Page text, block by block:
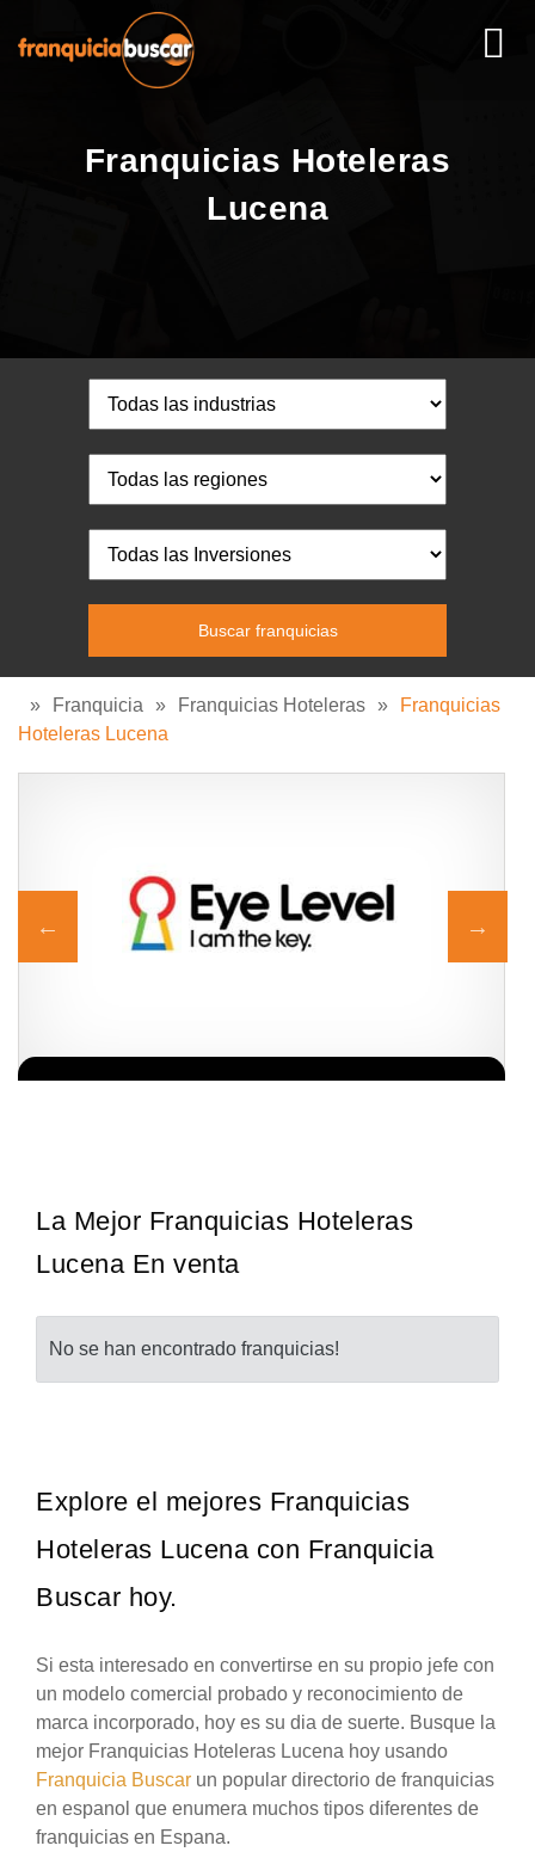
Franquicias Hoteleras
Lucena
» Franquicia » Franquicias Hoteleras »
Franquicias
Hoteleras Lucena
La Mejor Franquicias Hoteleras
Lucena En venta
No se han encontrado franquicias!
Explore el mejores Franquicias
Hoteleras Lucena con Franquicia
Buscar hoy.
Si esta interesado en convertirse en su propio jefe con
un modelo comercial probado y reconocimiento de
marca incorporado, hoy es su dia de suerte. Busque la
mejor Franquicias Hoteleras Lucena hoy usando
Franquicia Buscar un popular directorio de franquicias
en espanol que enumera muchos tipos diferentes de
franquicias en Espana.